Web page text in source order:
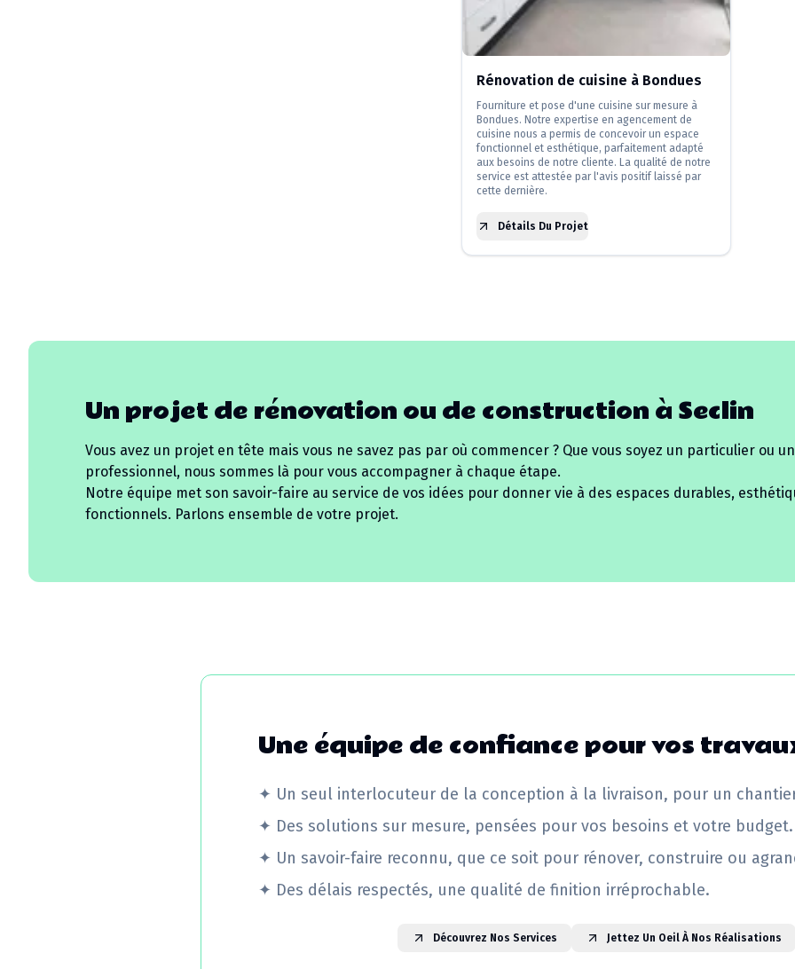
Rénovation de cuisine à Bondues
Fourniture et pose d'une cuisine sur mesure à
Bondues. Notre expertise en agencement de
cuisine nous a permis de concevoir un espace
fonctionnel et esthétique, parfaitement adapté
aux besoins de notre cliente. La qualité de notre
service est attestée par l'avis positif laissé par
cette dernière.
Détails Du Projet
Un projet de rénovation ou de construction àSeclin
Vous avez un projet en tête mais vous ne savez pas par où commencer ? Que vous soyez un particulier ou un
professionnel, nous sommes là pour vous accompagner à chaque étape.
Notre équipe met son savoir-faire au service de vos idées pour donner vie à des espaces durables,
fonctionnels. Parlons ensemble de votre projet.
Une équipe de confiance pour vos
✦ Un seul interlocuteur de la conception à la livraison, pour un
✦ Des solutions sur mesure, pensées pour vos besoins et votre budget.
✦ Un savoir-faire reconnu, que ce soit pour rénover, construire ou
✦ Des délais respectés, une qualité de finition irréprochable.
Découvrez Nos Services Jettez Un Oeil À Nos Réalisations